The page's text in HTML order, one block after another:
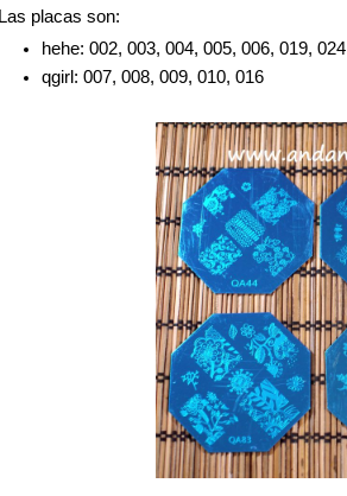
Las placas son:
hehe: 002, 003, 004, 005, 006, 019, 024
qgirl: 007, 008, 009, 010, 016